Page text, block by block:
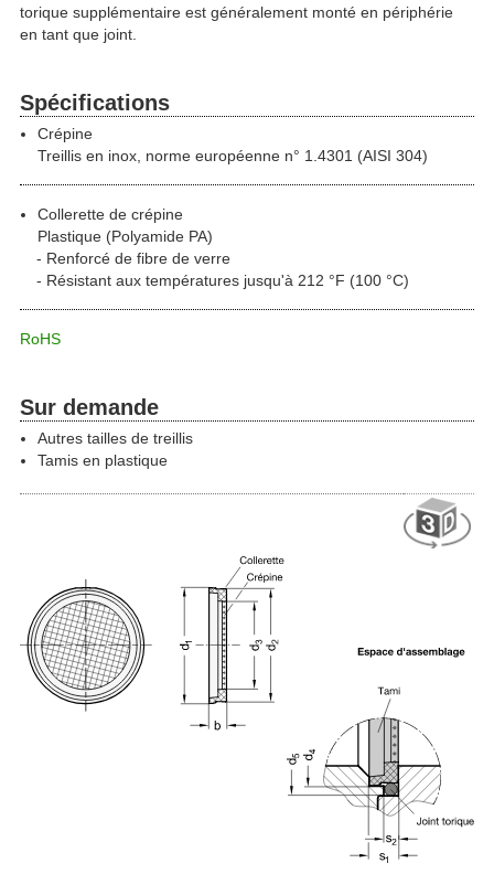
torique supplémentaire est généralement monté en périphérie
en tant que joint.
Spécifications
Crépine
Treillis en inox, norme européenne n° 1.4301 (AISI 304)
Collerette de crépine
Plastique (Polyamide PA)
Renforcé de fibre de verre
Résistant aux températures jusqu'à 212 °F (100 °C)
RoHS
Sur demande
Autres tailles de treillis
Tamis en plastique